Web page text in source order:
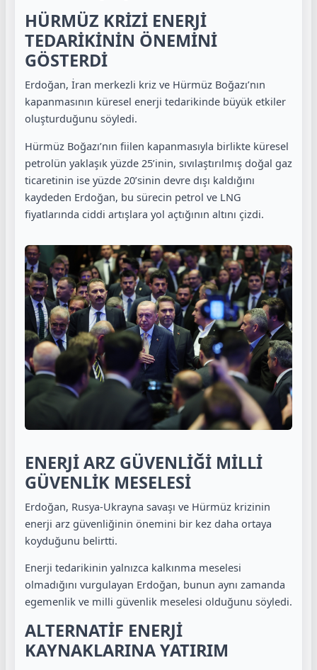
HÜRMÜZ KRİZİ ENERJİ
TEDARİKİNİN ÖNEMİNİ
GÖSTERDİ
Erdoğan, İran merkezli kriz ve Hürmüz Boğazı’nın
kapanmasının küresel enerji tedarikinde büyük etkiler
oluşturduğunu söyledi.
Hürmüz Boğazı’nın fiilen kapanmasıyla birlikte küresel
petrolün yaklaşık yüzde 25’inin, sıvılaştırılmış doğal gaz
ticaretinin ise yüzde 20’sinin devre dışı kaldığını
kaydeden Erdoğan, bu sürecin petrol ve LNG
fiyatlarında ciddi artışlara yol açtığının altını çizdi.
ENERJİ ARZ GÜVENLİĞİ MİLLİ
GÜVENLİK MESELESİ
Erdoğan, Rusya-Ukrayna savaşı ve Hürmüz krizinin
enerji arz güvenliğinin önemini bir kez daha ortaya
koyduğunu belirtti.
Enerji tedarikinin yalnızca kalkınma meselesi
olmadığını vurgulayan Erdoğan, bunun aynı zamanda
egemenlik ve milli güvenlik meselesi olduğunu söyledi.
ALTERNATİF ENERJİ
KAYNAKLARINA YATIRIM